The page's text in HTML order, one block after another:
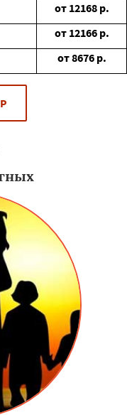
от 12168 р.
от 12166 р.
от8676 р.